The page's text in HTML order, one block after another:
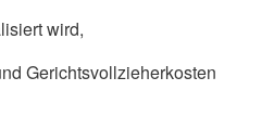
wird,
Gerichtsvollzieherkosten